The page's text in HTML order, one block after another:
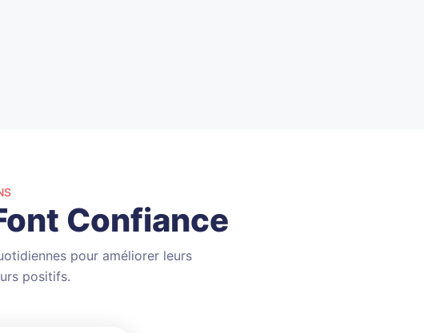
Confiance
pour améliorer leurs
positifs.